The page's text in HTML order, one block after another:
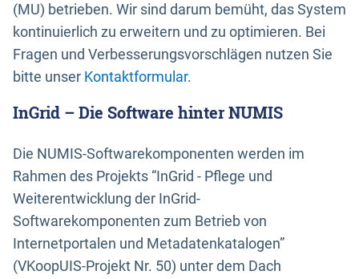
(MU) betrieben. Wir sind darum bemüht, das System
kontinuierlich zu erweitern und zu optimieren. Bei
Fragen und Verbesserungsvorschlägen nutzen Sie
bitte unser Kontaktformular.
InGrid – Die Software hinter NUMIS
Die NUMIS-Softwarekomponenten werden im
Rahmen des Projekts “InGrid - Pflege und
Weiterentwicklung der InGrid-
Softwarekomponenten zum Betrieb von
Internetportalen und Metadatenkatalogen”
(VKoopUIS-Projekt Nr. 50) unter dem Dach